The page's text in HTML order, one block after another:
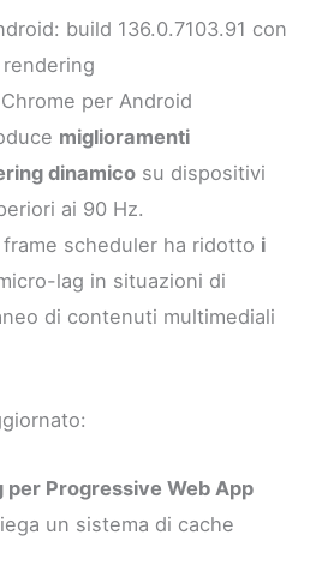
build 136.0.7103.91 con
per Android
miglioramenti
dinamico su dispositivi
ai 90 Hz.
frame scheduler ha ridotto i
lag in situazioni di
di contenuti multimediali
per Progressive Web App
un sistema di cache